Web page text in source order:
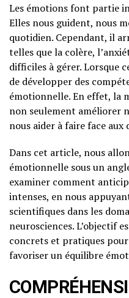
Les émotions font partie
Elles nous guident, nous
quotidien. Cependant, il
telles que la colère,
difficiles à gérer. Lorsque
de développer des
émotionnelle. En effet, la
non seulement améliorer
nous aider à faire face aux
Dans cet article, nous
émotionnelle sous un
examiner comment
intenses, en nous
scientifiques dans les
neurosciences. L’objectif
concrets et pratiques
favoriser un équilibre